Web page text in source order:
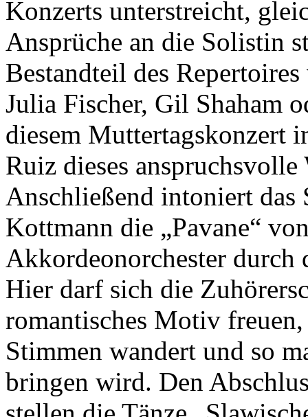
Konzerts unterstreicht,
Ansprüche an die Solistin
Bestandteil des
Julia Fischer, Gil Shaham
diesem Muttertagskonzert
Ruiz dieses
Anschließend intoniert
Kottmann die „Pavane“
Akkordeonorchester durch
Hier darf sich die
romantisches Motiv
Stimmen wandert und so
bringen wird. Den